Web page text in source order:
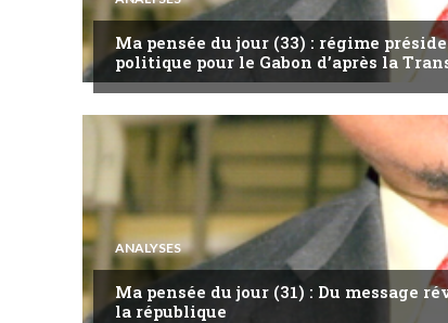
Ma pensée du jour (33) : régime
politique pour le Gabon d’après la
ANALYSES
Ma pensée du jour (31) : Du message
la république